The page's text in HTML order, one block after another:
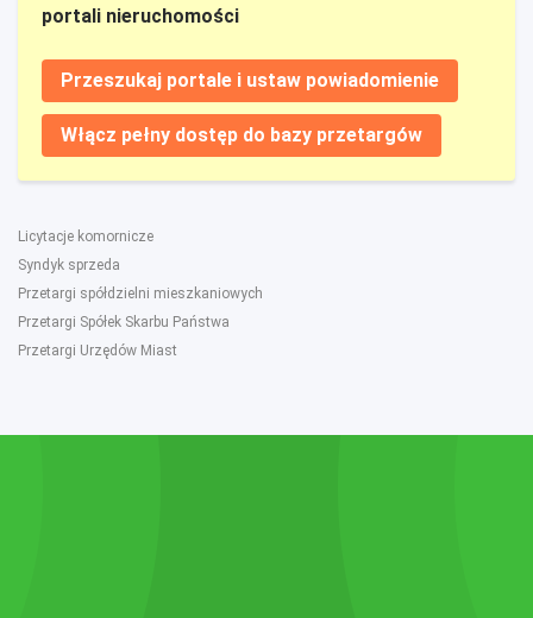
portali nieruchomości
Przeszukaj portale i ustaw powiadomienie
Włącz pełny dostęp do bazy przetargów
Licytacje komornicze
Syndyk sprzeda
Przetargi spółdzielni mieszkaniowych
Przetargi Spółek Skarbu Państwa
Przetargi Urzędów Miast